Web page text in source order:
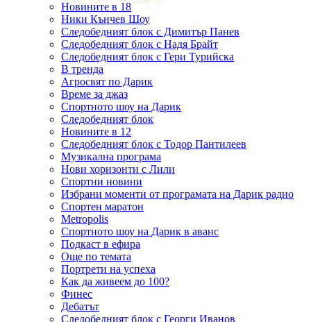
Новините в 18
Ники Кънчев Шоу
Следобедният блок с Димитър Панев
Следобедният блок с Надя Брайт
Следобедният блок с Гери Турийска
В тренда
Агросвят по Дарик
Време за джаз
Спортното шоу на Дарик
Следобедният блок
Новините в 12
Следобедният блок с Тодор Пантилеев
Музикална програма
Нови хоризонти с Лили
Спортни новини
Избрани моменти от програмата на Дарик радио
Спортен маратон
Metropolis
Спортното шоу на Дарик в аванс
Подкаст в ефира
Още по темата
Портрети на успеха
Как да живеем до 100?
Финес
Дебатът
Следобедният блок с Георги Иванов